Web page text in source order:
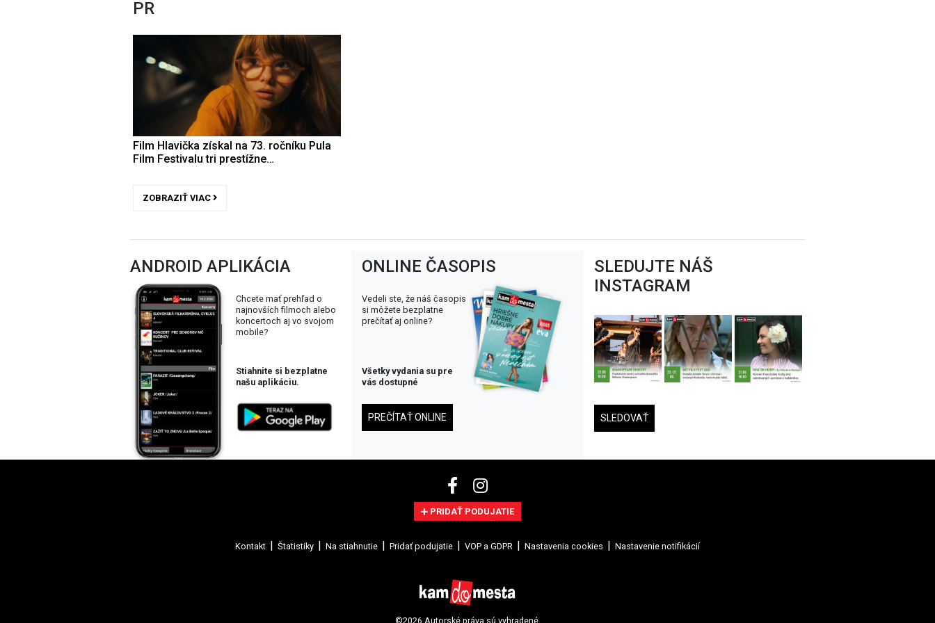
PR
Film Hlavička získal na 73. ročníku Pula
Film Festivalu tri prestížne…
ZOBRAZIŤ VIAC
ANDROID APLIKÁCIA
Chcete mať prehľad o
najnovších filmoch alebo
koncertoch aj vo svojom
mobile?
Stiahnite si bezplatne
našu aplikáciu.
ONLINE ČASOPIS
Vedeli ste, že náš časopis
si môžete bezplatne
prečítať aj online?
Všetky vydania su pre
vás dostupné
PREČÍTAŤ ONLINE
SLEDUJTE NÁŠ
INSTAGRAM
SLEDOVAŤ
PRIDAŤ PODUJATIE
Kontakt Štatistiky Na stiahnutie Pridať podujatie VOP a GDPR Nastavenia cookies Nastavenie notifikácií
©2026 Autorské práva sú vyhradené.